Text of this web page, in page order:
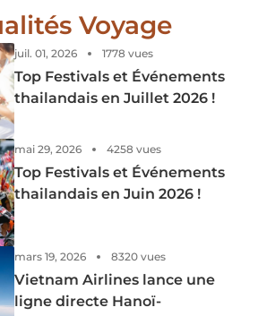
Voyage
juil. 01, 2026 1778 vues
Top Festivals et Événements
thailandais en Juillet 2026 !
mai 29, 2026 4258 vues
Top Festivals et Événements
thailandais en Juin 2026 !
mars 19, 2026 8320 vues
Vietnam Airlines lance une
ligne directe Hanoï-